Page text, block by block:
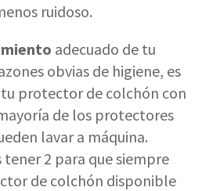
ruidoso.
adecuado de tu
obvias de higiene, es
protector de colchón con
de los protectores
lavar a máquina.
tener 2 para que siempre
de colchón disponible